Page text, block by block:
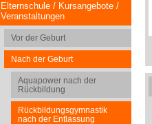
Elternschule / Kursangebote /
Veranstaltungen
Vor der Geburt
Nach der Geburt
Aquapower nach der
Rückbildung
Rückbildungsgymnastik
nach der Entlassung